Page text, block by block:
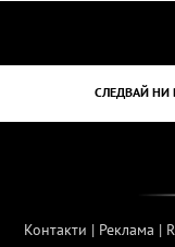
СЛЕДВАЙ НИ
Контакти | Реклама |